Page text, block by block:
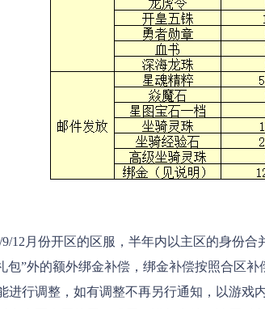
9/12月份开区的区服，半年内以主区的身份
包”外的额外绑金补偿，绑金补偿按照合区补
进行调整，如有调整不再另行通知，以游戏